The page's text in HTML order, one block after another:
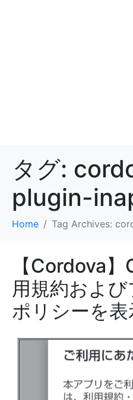
タグ:
plugin-
Home Tag Archives:
【Cordova
用規約およ
ポリシーを